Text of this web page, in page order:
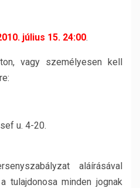
július 15. 24:00.
vagy személyesen kell
u. 4-20.
aláírásával
tulajdonosa minden jognak